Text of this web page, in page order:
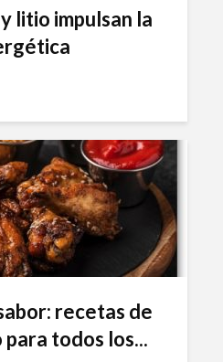
litio impulsan la
recetas de
todos los...